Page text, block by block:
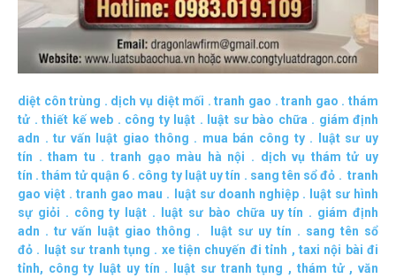
diệt côn trùng . dịch vụ diệt mối .tranh gao .tranh gao .thám
tử . thiết kế web . công ty luật . luật sư bào chữa . giám định
adn .tư vấn luật giao thông . mua bán công ty.
luật sư uy
tín .tham tu .tranh gạo màu hà nội . dịch vụ thám tử uy
tín .thám tử quận 6 . công ty luật uy tín . sang tên sổ đỏ .tranh
gao việt .tranh gao mau . luật sư doanh nghiệp.
luật sư hình
sự giỏi . công ty luật . luật sư bào chữa uy tín . giám định
adn . tư vấn luật giao thông . luật sư uy tín . sang tên sổ
đỏ . luật sư tranh tụng . xe tiện chuyến đi tỉnh , taxi nội bài đi
tỉnh, công ty luật uy tín . luật sư tranh tụng , thám tử,văn